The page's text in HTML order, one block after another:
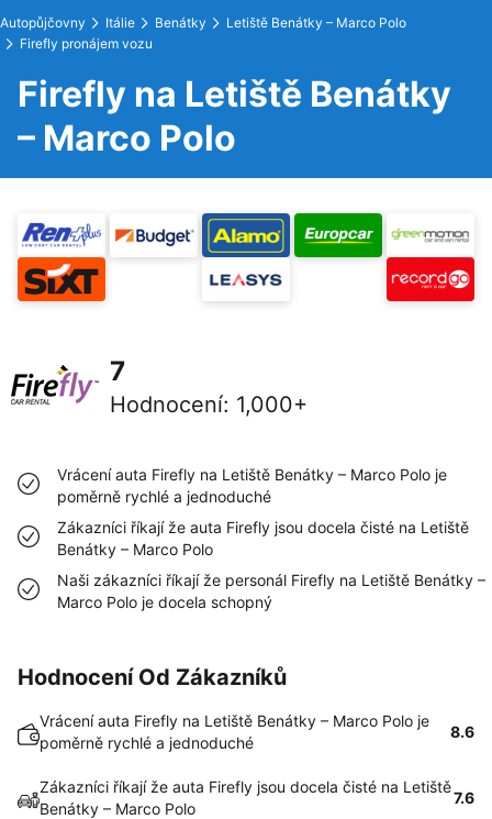
Autopůjčovny Itálie Benátky
Letiště Benátky – Marco Polo
Firefly pronájem vozu
Firefly na Letiště Benátky
– Marco Polo
7
Hodnocení: 1,000+
Vrácení auta Firefly na Letiště Benátky – Marco Polo je
poměrně rychlé a jednoduché
Zákazníci říkají že auta Firefly jsou docela čisté na Letiště
Benátky – Marco Polo
Naši zákazníci říkají že personál Firefly na Letiště Benátky –
Marco Polo je docela schopný
Hodnocení Od Zákazníků
Vrácení auta Firefly na Letiště Benátky – Marco Polo je
poměrně rychlé a jednoduché
8.6
Zákazníci říkají že auta Firefly jsou docela čisté na Letiště
Benátky – Marco Polo
7.6